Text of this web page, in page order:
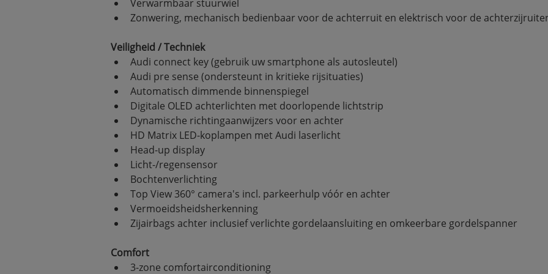
Verwarmbaar stuurwiel
Zonwering, mechanisch bedienbaar voor de achterruit en elektrisch voor de
Veiligheid / Techniek
Audi connect key (gebruik uw smartphone als autosleutel)
Audi pre sense (ondersteunt in kritieke rijsituaties)
Automatisch dimmende binnenspiegel
Digitale OLED achterlichten met doorlopende lichtstrip
Dynamische richtingaanwijzers voor en achter
HD Matrix LED-koplampen met Audi laserlicht
Head-up display
Licht-/regensensor
Bochtenverlichting
Top View 360° camera's incl. parkeerhulp vóór en achter
Vermoeidsheidsherkenning
Zijairbags achter inclusief verlichte gordelaansluiting en omkeerbare gordelspanner
Comfort
3-zone comfortairconditioning